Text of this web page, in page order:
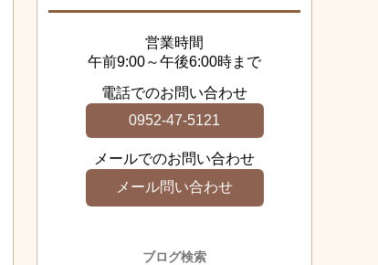
営業時間
午前9:00～午後6:00時まで
電話でのお問い合わせ
0952-47-5121
メールでのお問い合わせ
メール問い合わせ
ブログ検索